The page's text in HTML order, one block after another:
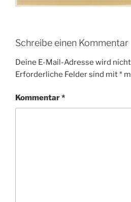
Schreibe einen Kommentar
Deine E-Mail-Adresse wird
Erforderliche Felder sind mit*
Kommentar*